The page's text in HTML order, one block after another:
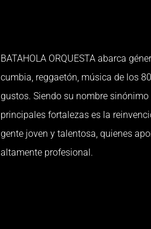
BATAHOLA ORQUESTA abarca
cumbia, reggaetón, música de los
gustos. Siendo su nombre
principales fortalezas es la
gente joven y talentosa, quienes
altamente profesional.